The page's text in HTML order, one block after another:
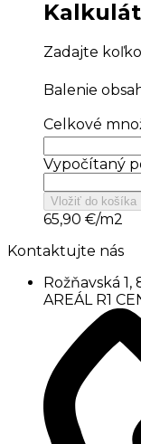
Zadajte
Balenie
Celkové
Vypočítaný
Vložiť do košíka
65,90 €/m2
Kontaktujte nás
Rožňavská 1,
AREÁL R1